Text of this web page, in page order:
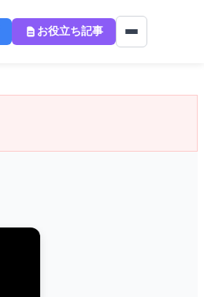
お役立ち記事